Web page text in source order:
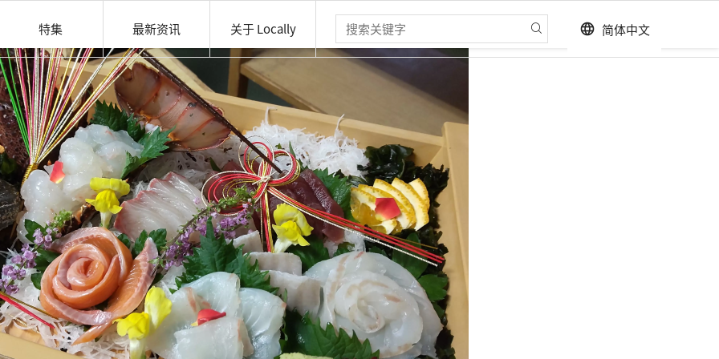
特集 最新资讯 关于 Locally language 简体中文